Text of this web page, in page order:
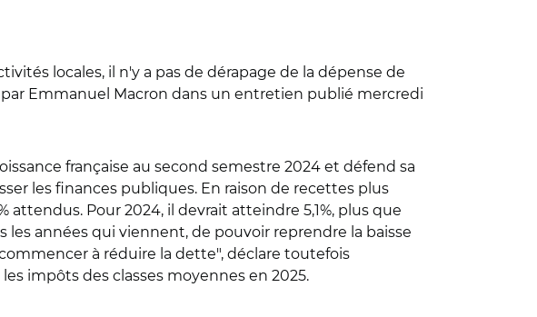
locales, il n'y a pas de dérapage de la dépense de
Emmanuel Macron dans un entretien publié mercredi
française au second semestre 2024 et défend sa
les finances publiques. En raison de recettes plus
attendus. Pour 2024, il devrait atteindre 5,1%, plus que
les années qui viennent, de pouvoir reprendre la baisse
à réduire la dette", déclare toutefois
impôts des classes moyennes en 2025.